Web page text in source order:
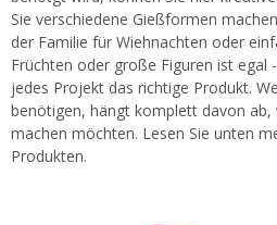
Sie verschiedene Gießformen
der Familie für Wiehnachten oder
Früchten oder große Figuren ist egal
jedes Projekt das richtige Produkt.
benötigen, hängt komplett davon ab,
machen möchten. Lesen Sie unten
Produkten.